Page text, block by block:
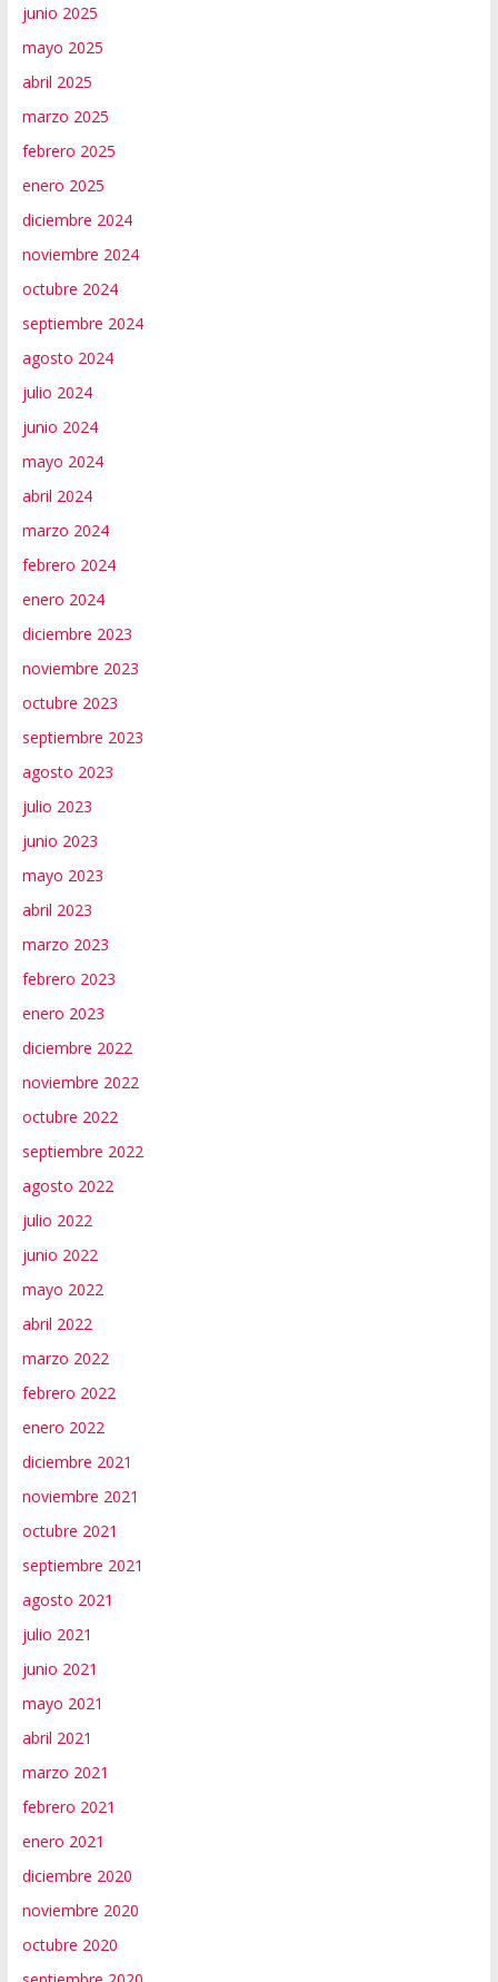
junio 2025
mayo 2025
abril 2025
marzo 2025
febrero 2025
enero 2025
diciembre 2024
noviembre 2024
octubre 2024
septiembre 2024
agosto 2024
julio 2024
junio 2024
mayo 2024
abril 2024
marzo 2024
febrero 2024
enero 2024
diciembre 2023
noviembre 2023
octubre 2023
septiembre 2023
agosto 2023
julio 2023
junio 2023
mayo 2023
abril 2023
marzo 2023
febrero 2023
enero 2023
diciembre 2022
noviembre 2022
octubre 2022
septiembre 2022
agosto 2022
julio 2022
junio 2022
mayo 2022
abril 2022
marzo 2022
febrero 2022
enero 2022
diciembre 2021
noviembre 2021
octubre 2021
septiembre 2021
agosto 2021
julio 2021
junio 2021
mayo 2021
abril 2021
marzo 2021
febrero 2021
enero 2021
diciembre 2020
noviembre 2020
octubre 2020